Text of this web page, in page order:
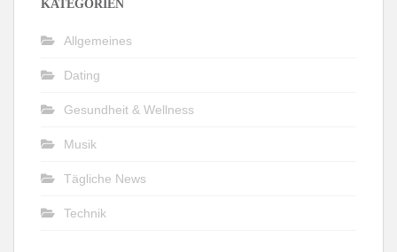
KATEGORIEN
Allgemeines
Dating
Gesundheit & Wellness
Musik
Tägliche News
Technik